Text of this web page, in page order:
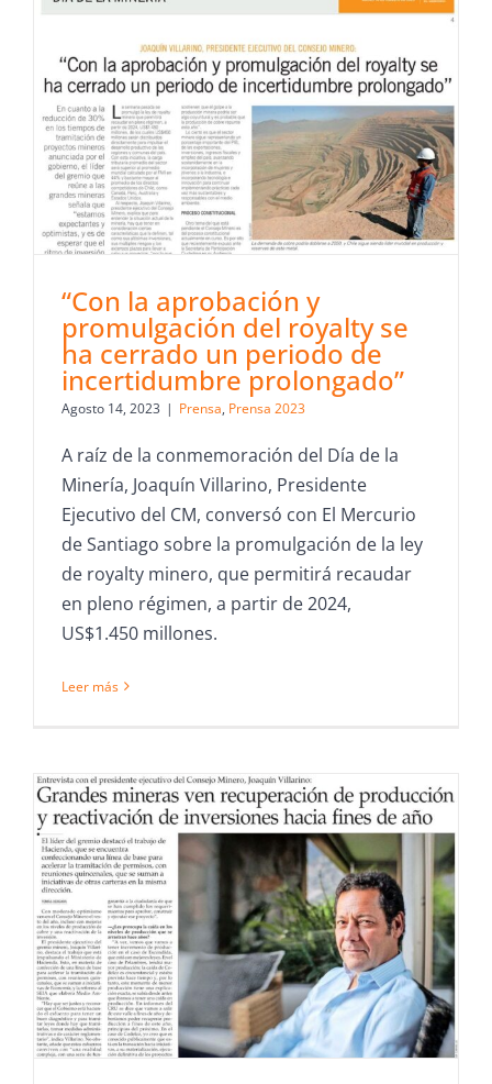
“Con la aprobación y
promulgación del royalty se
ha cerrado un periodo de
incertidumbre prolongado”
Agosto 14, 2023 | Prensa, Prensa 2023
A raíz de la conmemoración del Día de la
Minería, Joaquín Villarino, Presidente
Ejecutivo del CM, conversó con El Mercurio
de Santiago sobre la promulgación de la ley
de royalty minero, que permitirá recaudar
en pleno régimen, a partir de 2024,
US$1.450 millones.
Leer más